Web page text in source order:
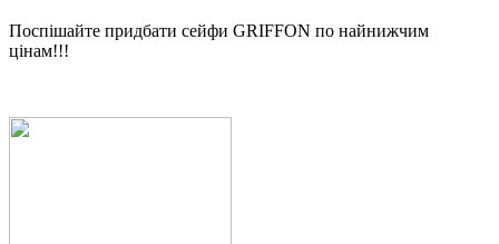
Поспішайте придбати сейфи GRIFFON по найнижчим
цінам!!!